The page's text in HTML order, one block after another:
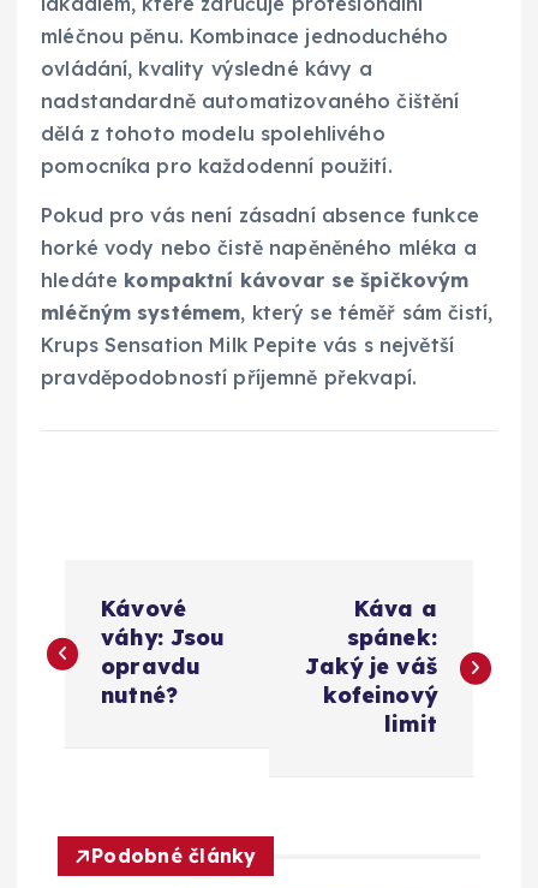
mléčnou pěnu. Kombinace jednoduchého
ovládání, kvality výsledné kávy a
nadstandardně automatizovaného čištění
dělá z tohoto modelu spolehlivého
pomocníka pro každodenní použití.
Pokud pro vás není zásadní absence funkce
horké vody nebo čistě napěněného mléka a
hledáte kompaktní kávovar se špičkovým
mléčným systémem, který se téměř sám čistí,
Krups Sensation Milk Pepite vás s největší
pravděpodobností příjemně překvapí.
a
g
Kávové
váhy: Jsou
opravdu
nutné?
Káva a
spánek:
Jaký je váš
kofeinový
limit
Podobné články